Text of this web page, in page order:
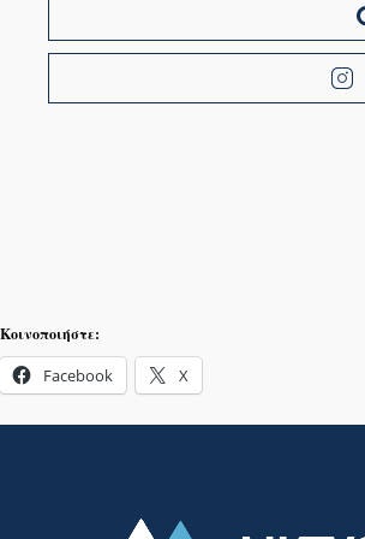
Κοινοποιήστε:
Facebook X